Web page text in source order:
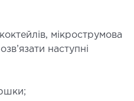
та області
мікрострумова
наступні